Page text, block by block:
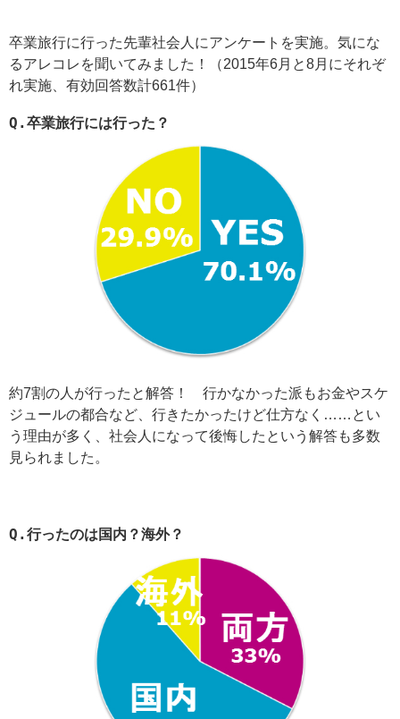
卒業旅行に行った先輩社会人にアンケートを実施。気にな
るアレコレを聞いてみました！（2015年6月と8月にそれぞ
れ実施、有効回答数計661件）
Q. 卒業旅行には行った？
約7割の人が行ったと解答！ 行かなかった派もお金やスケ
ジュールの都合など、行きたかったけど仕方なく……とい
う理由が多く、社会人になって後悔したという解答も多数
見られました。
Q. 行ったのは国内？海外？